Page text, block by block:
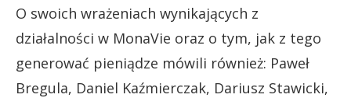
O swoich wrażeniach wynikających z
działalności w MonaVie oraz o tym, jak z tego
generować pieniądze mówili również: Paweł
Bregula, Daniel Kaźmierczak, Dariusz Stawicki,